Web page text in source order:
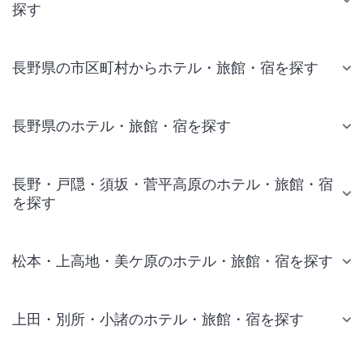
探す
長野県の市区町村からホテル・旅館・宿を探す
長野県のホテル・旅館・宿を探す
長野・戸隠・須坂・菅平高原のホテル・旅館・宿
を探す
松本・上高地・美ケ原のホテル・旅館・宿を探す
上田・別所・小諸のホテル・旅館・宿を探す